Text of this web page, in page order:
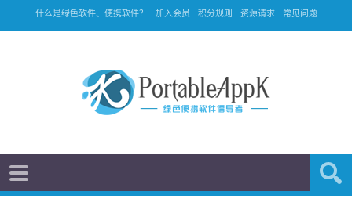
什么是绿色软件、便携软件？ 加入会员 积分规则 资源请求 常见问题